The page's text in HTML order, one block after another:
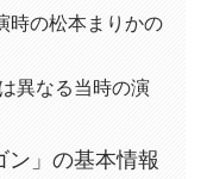
時の松本まりかの
異なる当時の演
ン」の基本情報